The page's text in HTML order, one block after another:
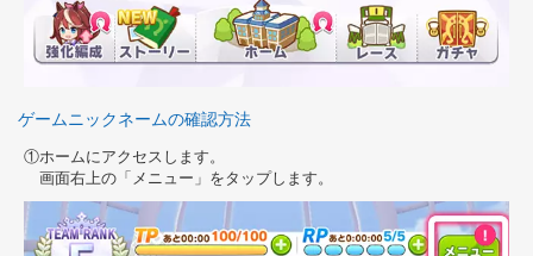
ゲームニックネームの確認方法
ホームにアクセスします。
画面右上の「メニュー」をタップします。